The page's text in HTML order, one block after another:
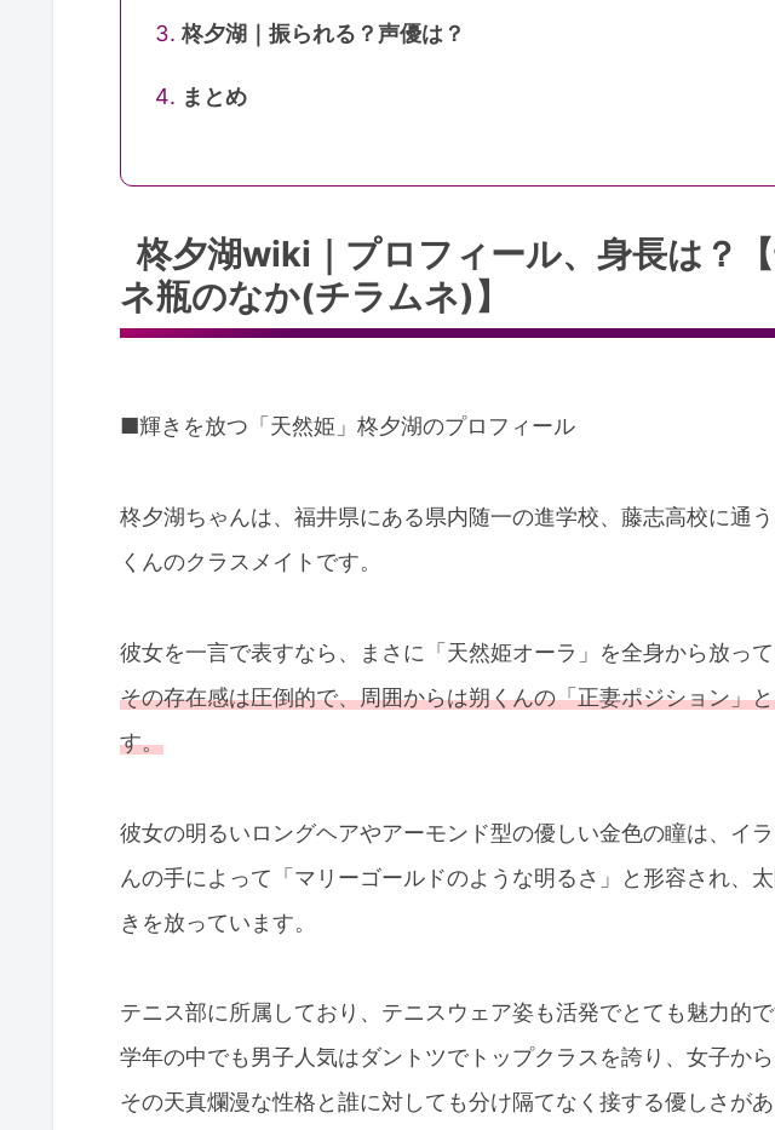
柊夕湖｜振られる？声優は？
まとめ
柊夕湖wiki｜プロフィール、身長は？
ネ瓶のなか(チラムネ)】
■輝きを放つ「天然姫」柊夕湖のプロフィール
柊夕湖ちゃんは、福井県にある県内随一の進学校、藤志高校に通
くんのクラスメイトです。
彼女を一言で表すなら、まさに「天然姫オーラ」を全身から放って
その存在感は圧倒的で、周囲からは朔くんの「正妻ポジション」
す。
彼女の明るいロングヘアやアーモンド型の優しい金色の瞳は、イ
んの手によって「マリーゴールドのような明るさ」と形容され、
きを放っています。
テニス部に所属しており、テニスウェア姿も活発でとても魅力的で
学年の中でも男子人気はダントツでトップクラスを誇り、女子から
その天真爛漫な性格と誰に対しても分け隔てなく接する優しさがあ